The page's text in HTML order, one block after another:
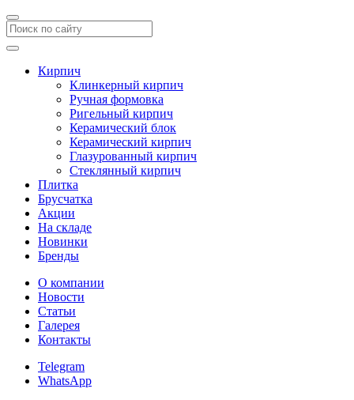
Кирпич
Клинкерный кирпич
Ручная формовка
Ригельный кирпич
Керамический блок
Керамический кирпич
Глазурованный кирпич
Стеклянный кирпич
Плитка
Брусчатка
Акции
На складе
Новинки
Бренды
О компании
Новости
Статьи
Галерея
Контакты
Telegram
WhatsApp